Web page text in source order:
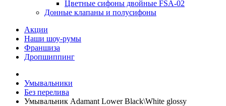
Цветные сифоны двойные FSA-02
Донные клапаны и полусифоны
Акции
Наши шоу-румы
Франшиза
Дропшиппинг
Умывальники
Без перелива
Умывальник Adamant Lower Black\White glossy